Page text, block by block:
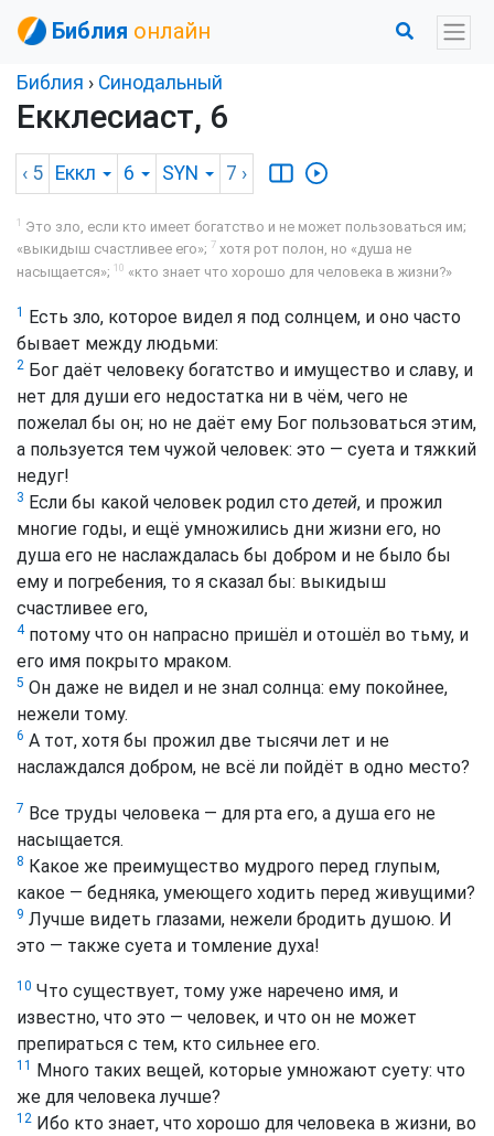
Библия онлайн
Библия › Синодальный
Екклесиаст, 6
‹ 5 Еккл 6 SYN 7 ›
1 Это зло, если кто имеет богатство и не может пользоваться им;
«выкидыш счастливее его»; 7 хотя рот полон, но «душа не
насыщается»; 10 «кто знает что хорошо для человека в жизни?»
1
Есть зло, которое видел я под солнцем, и оно часто
бывает между людьми:
2 Бог даёт человеку богатство и имущество и славу, и
нет для души его недостатка ни в чём, чего не
пожелал бы он; но не даёт ему Бог пользоваться этим,
а пользуется тем чужой человек: это — суета и тяжкий
недуг!
3 Если бы какой человек родил стодетей, и прожил
многие годы, и ещё умножились дни жизни его, но
душа его не наслаждалась бы добром и не было бы
ему и погребения, то я сказал бы: выкидыш
счастливее его,
4потому что он напрасно пришёл и отошёл во тьму, и
его имя покрыто мраком.
5 Он даже не видел и не знал солнца: ему покойнее,
нежели тому.
6 А тот, хотя бы прожил две тысячи лет и не
наслаждался добром, не всё ли пойдёт в одно место?
7 Все труды человека — для рта его, а душа его не
насыщается.
8 Какое же преимущество мудрого перед глупым,
какое — бедняка, умеющего ходить перед живущими?
9 Лучше видеть глазами, нежели бродить душою. И
это — также суета и томление духа!
10 Что существует, тому уже наречено имя, и
известно, что это — человек, и что он не может
препираться с тем, кто сильнее его.
11
Много таких вещей, которые умножают суету: что
же для человека лучше?
12 Ибо кто знает, что хорошо для человека в жизни, во